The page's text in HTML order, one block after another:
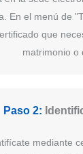
En el menú de
que
matrimonio o
Paso 2:
mediante